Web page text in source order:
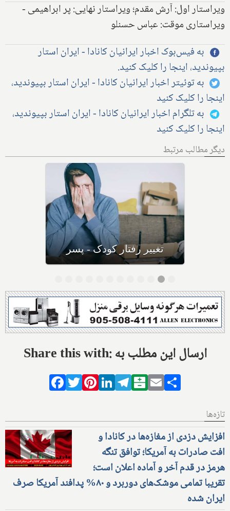
ویراستار اول: آرش مقدم؛ ویراستار نهایی: پر ابراهیمی -
ویراستاری موقت: عباس حسنلو
به فیس‌بوک اخبار ایرانیان کانادا - ایران استار
بپیوندید، اینجا را کلیک کنید.
به توئیتر اخبار ایرانیان کانادا - ایران استار بپیوندید،
اینجا را کلیک کنید
به تلگرام اخبار ایرانیان کانادا - ایران استار بپیوندید،
اینجا را کلیک کنید
دیگر مطالب مرتبط
کودکان خشمگین
Share this with: ارسال این مطلب به
Facebook
TwitterPinterestLinkedIn
Telegram
Balatarin
Email
تازه‌ها
افزایش دزدی از مغازه‌ها در کانادا و
افت صادرات به آمریکا؛ توافق تنگه
هرمز در قدم آخر و آماده اعلان است؛
تقریبا تمامی موشک‌های دوربرد و ۸۰% پدافند آمریکا صرف
ایران شده